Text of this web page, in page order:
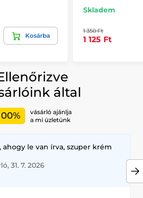
Kosárba
Skladem
1 350 Ft
1 125 Ft
által
vásárló ajánlja
a mi üzletünk
le van írva, szuper krém
31. 7. 2026